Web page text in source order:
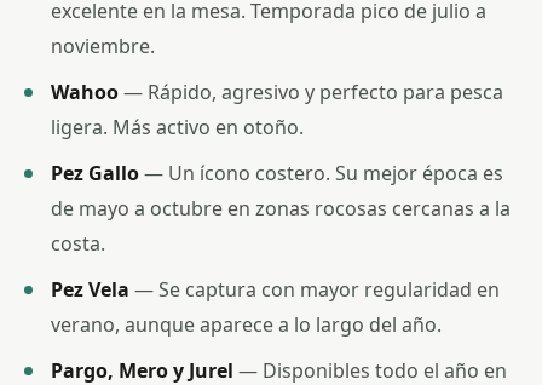
excelente en la mesa. Temporada pico de julio a
noviembre.
Wahoo— Rápido, agresivo y perfecto para pesca
ligera. Más activo en otoño.
Pez Gallo— Un ícono costero. Su mejor época es
de mayo a octubre en zonas rocosas cercanas a la
costa.
Pez Vela — Se captura con mayor regularidad en
verano, aunque aparece a lo largo del año.
Pargo, Mero y Jurel — Disponibles todo el año en